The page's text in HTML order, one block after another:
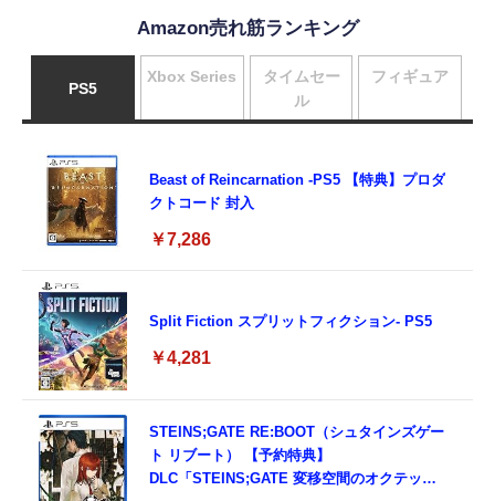
Amazon売れ筋ランキング
PS5
Beast of Reincarnation -PS5 【特典】プロダ
クトコード 封入
￥7,286
Split Fiction スプリットフィクション- PS5
￥4,281
STEINS;GATE RE:BOOT（シュタインズゲー
ト リブート） 【予約特典】
DLC「STEINS;GATE 変移空間のオクテッ
Xbox Series
タイムセー
ル
フィギュア